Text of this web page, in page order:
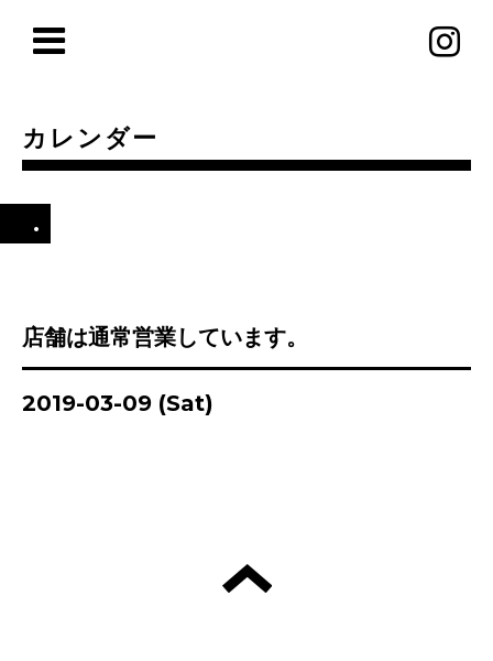
カレンダー
.
店舗は通常営業しています。
2019-03-09 (Sat)